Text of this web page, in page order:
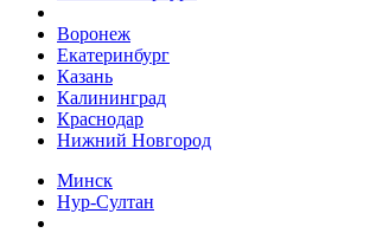
Воронеж
Екатеринбург
Казань
Калининград
Краснодар
Нижний Новгород
Минск
Нур-Султан